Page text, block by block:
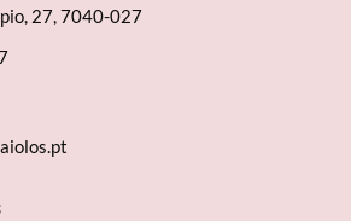
27, 7040-027